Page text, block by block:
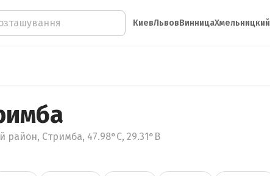
КиевЛьвовВинницаХмельницкий
район, Стримба, 47.98°С, 29.31°В